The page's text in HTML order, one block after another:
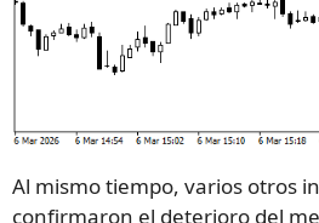
Al mismo tiempo, varios otros
confirmaron el deterioro del